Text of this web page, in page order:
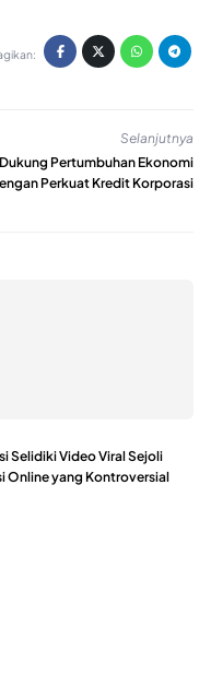
Selanjutnya
Dukung Pertumbuhan Ekonomi
Perkuat Kredit Korporasi
Selidiki Video Viral Sejoli
Online yang Kontroversial